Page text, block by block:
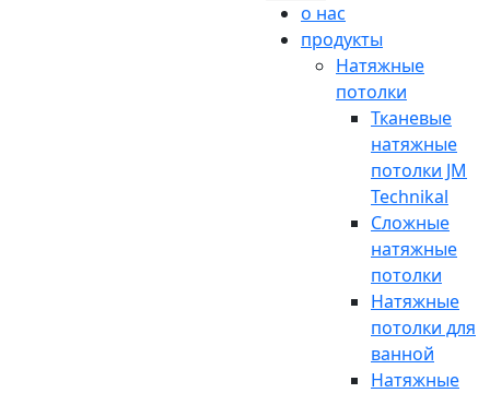
о нас
продукты
Натяжные
потолки
Тканевые
натяжные
потолки JM
Technikal
Сложные
натяжные
потолки
Натяжные
потолки для
ванной
Натяжные